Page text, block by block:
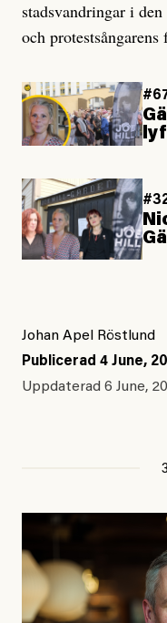
stadsvandringar i
och protestsångarens
Johan Apel Röstlund
Publicerad 4 June,
Uppdaterad 6 June,